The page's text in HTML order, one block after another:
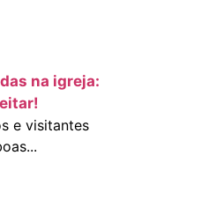
na igreja:
e visitantes